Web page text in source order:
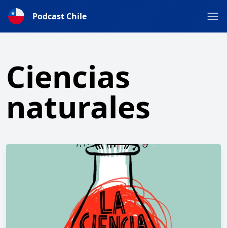
Podcast Chile
Ciencias
naturales